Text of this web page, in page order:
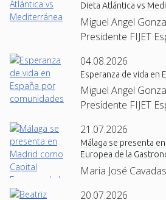
Dieta Atlántica vs
Miguel Angel
Presidente FIJET
04.08.2026
Esperanza de vida en
Miguel Angel
Presidente FIJET
21.07.2026
Málaga se presenta
Europea de la
Maria José Cavadas
20.07.2026